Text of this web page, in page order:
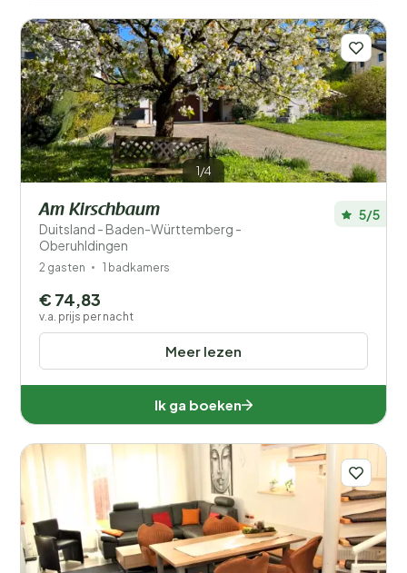
1/4
Am Kirschbaum
Duitsland - Baden-Württemberg -
Oberuhldingen
5/5
2 gasten 1 badkamers
Meer lezen
€ 74,83
v.a. prijs per nacht
Ik ga boeken